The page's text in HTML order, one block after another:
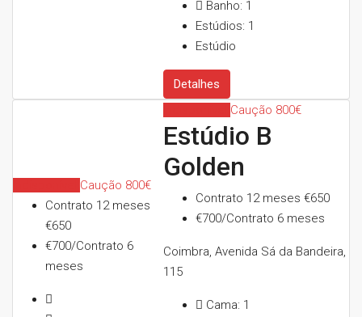
Banho: 1
Estúdios: 1
Estúdio
Detalhes
Caução 800€
Contrato 12 meses
€650
€700/Contrato 6
meses
Caução 800€
Estúdio B
Golden
Contrato 12 meses€650
€700/Contrato 6 meses
Coimbra, Avenida Sá da Bandeira,
115
Cama: 1